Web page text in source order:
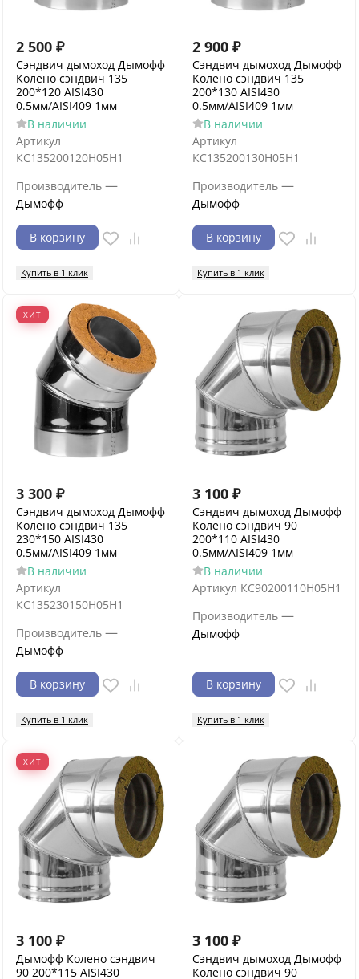
2 500 ₽
Сэндвич дымоход Дымофф
Колено сэндвич 135
200*120 AISI430
0.5мм/AISI409 1мм
В наличии
Артикул
КС135200120Н05Н1
Производитель —
Дымофф
В корзину
Купить в 1 клик
2 900 ₽
Сэндвич дымоход Дымофф
Колено сэндвич 135
200*130 AISI430
0.5мм/AISI409 1мм
В наличии
Артикул
КС135200130Н05Н1
Производитель —
Дымофф
В корзину
Купить в 1 клик
ХИТ
3 300 ₽
Сэндвич дымоход Дымофф
Колено сэндвич 135
230*150 AISI430
0.5мм/AISI409 1мм
В наличии
Артикул
КС135230150Н05Н1
Производитель —
Дымофф
В корзину
Купить в 1 клик
3 100 ₽
Сэндвич дымоход Дымофф
Колено сэндвич 90
200*110 AISI430
0.5мм/AISI409 1мм
В наличии
Артикул КС90200110Н05Н1
Производитель —
Дымофф
В корзину
Купить в 1 клик
ХИТ
3 100 ₽
Дымофф Колено сэндвич
90 200*115 AISI430
3 100 ₽
Сэндвич дымоход Дымофф
Колено сэндвич 90